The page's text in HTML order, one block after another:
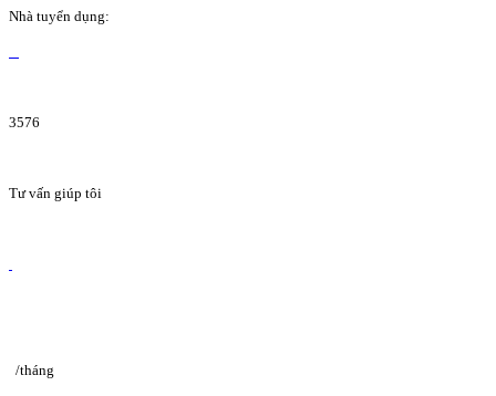
Nhà tuyển dụng:
3576
Tư vấn giúp tôi
/tháng